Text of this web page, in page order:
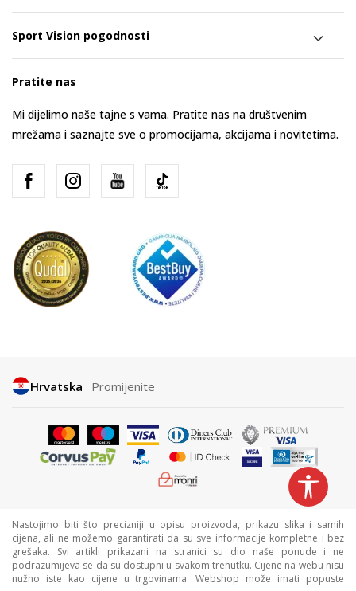
Sport Vision pogodnosti
Pratite nas
Mi dijelimo naše tajne s vama. Pratite nas na društvenim
mrežama i saznajte sve o promocijama, akcijama i novitetima.
Hrvatska Promijenite
Nastojimo biti što precizniji u opisu proizvoda, prikazu slika i samih
cijena, ali ne možemo garantirati da su sve informacije kompletne i bez
grešaka. Svi artikli prikazani na stranici su dio naše ponude i ne
podrazumijeva se da su dostupni u svakom trenutku. Cijene na webu nisu
nužno iste kao cijene u trgovinama. Webshop može imati popuste